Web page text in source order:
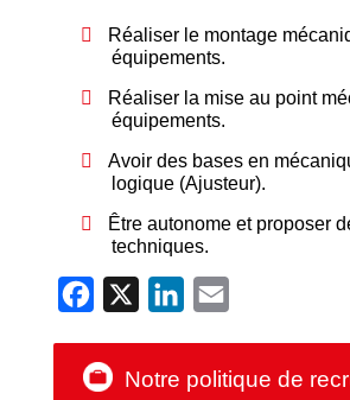
Réaliser le montage
équipements.
Réaliser la mise au point
équipements.
Avoir des bases en
logique (Ajusteur).
Être autonome et proposer
techniques.
Facebook LinkedIn
Notre politique de